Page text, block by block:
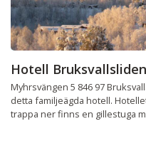
Hotell Bruksvallsliden
Myhrsvängen 5 846 97
detta familjeägda hotell.
trappa ner finns en gillestuga